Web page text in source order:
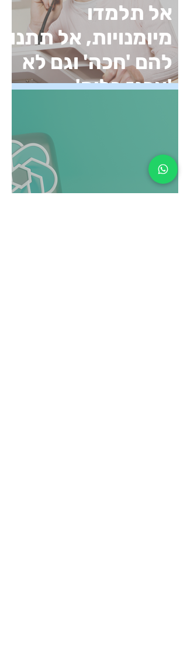
אל תלמדו
מיומנויות, אל תתנו
להם 'חכה' וגם לא
'ארגז כלים'